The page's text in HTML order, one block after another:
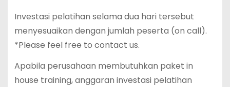
Investasi pelatihan selama dua hari tersebut
menyesuaikan dengan jumlah peserta (on call).
*Please feel free to contact us.
Apabila perusahaan membutuhkan paket in
house training, anggaran investasi pelatihan